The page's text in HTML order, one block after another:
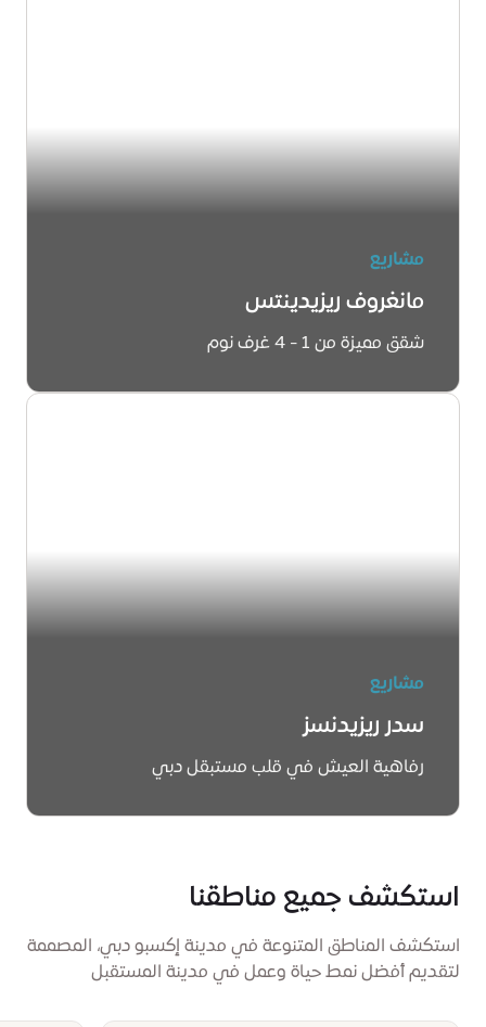
مشاريع
مانغروف ريزيدينتس
شقق مميزة من 1 - 4 غرف نوم
مشاريع
سدر ريزيدنسز
رفاهية العيش في قلب مستبقل دبي
استكشف جميع مناطقنا
استكشف المناطق المتنوعة في مدينة إكسبو دبي، المصممة
لتقديم أفضل نمط حياة وعمل في مدينة المستقبل